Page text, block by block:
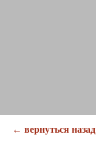
← вернуться назад